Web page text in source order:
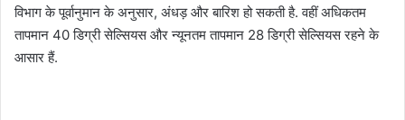
विभाग के पूर्वानुमान के अनुसार, अंधड़ और बारिश हो सकती है. वहीं अधिकतम
तापमान 40 डिग्री सेल्सियस और न्यूनतम तापमान 28 डिग्री सेल्सियस रहने के
आसार हैं.